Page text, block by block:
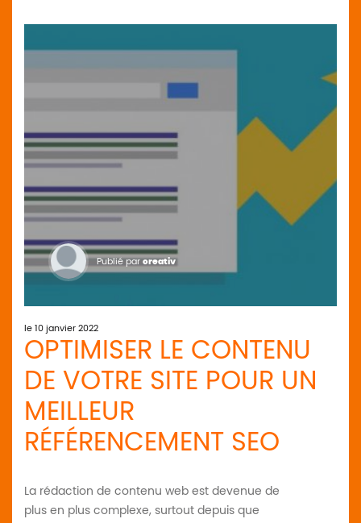
Publié par creativ
le 10 janvier 2022
OPTIMISER LE CONTENU
DE VOTRE SITE POUR UN
MEILLEUR
RÉFÉRENCEMENT SEO
La rédaction de contenu web est devenue de
plus en plus complexe, surtout depuis que